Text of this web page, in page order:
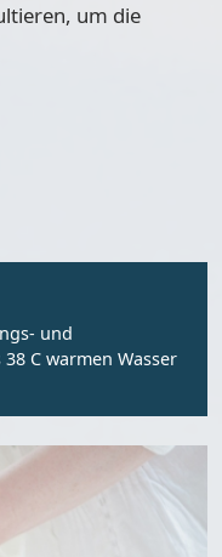
um die
und
C warmen Wasser